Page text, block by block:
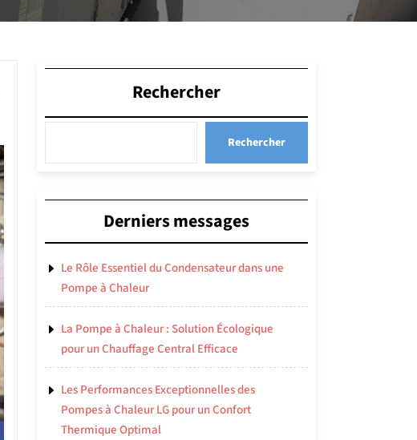
Rechercher
Rechercher
Derniers messages
Le Rôle Essentiel du Condensateur dans une
Pompe à Chaleur
La Pompe à Chaleur : Solution Écologique
pour un Chauffage Central Efficace
Les Performances Exceptionnelles des
Pompes à Chaleur LG pour un Confort
Thermique Optimal